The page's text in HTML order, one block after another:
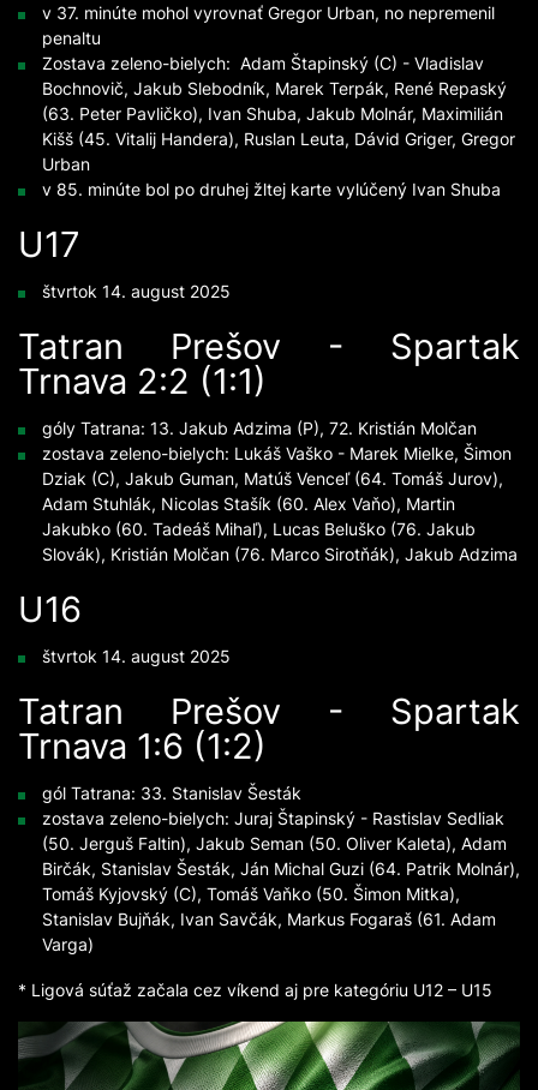
v 37. minúte mohol vyrovnať Gregor Urban, no nepremenil
penaltu
Zostava zeleno-bielych: Adam Štapinský (C) - Vladislav
Bochnovič, Jakub Slebodník, Marek Terpák, René Repaský
(63. Peter Pavličko), Ivan Shuba, Jakub Molnár, Maximilián
Kišš (45. Vitalij Handera), Ruslan Leuta, Dávid Griger, Gregor
Urban
v 85. minúte bol po druhej žltej karte vylúčený Ivan Shuba
U17
štvrtok 14. august 2025
Tatran Prešov - Spartak
Trnava 2:2 (1:1)
góly Tatrana: 13. Jakub Adzima (P), 72. Kristián Molčan
zostava zeleno-bielych: Lukáš Vaško - Marek Mielke, Šimon
Dziak (C), Jakub Guman, Matúš Venceľ (64. Tomáš Jurov),
Adam Stuhlák, Nicolas Stašík (60. Alex Vaňo), Martin
Jakubko (60. Tadeáš Mihaľ), Lucas Beluško (76. Jakub
Slovák), Kristián Molčan (76. Marco Sirotňák), Jakub Adzima
U16
štvrtok 14. august 2025
Tatran Prešov - Spartak
Trnava 1:6 (1:2)
gól Tatrana: 33. Stanislav Šesták
zostava zeleno-bielych: Juraj Štapinský - Rastislav Sedliak
(50. Jerguš Faltin), Jakub Seman (50. Oliver Kaleta), Adam
Birčák, Stanislav Šesták, Ján Michal Guzi (64. Patrik Molnár),
Tomáš Kyjovský (C), Tomáš Vaňko (50. Šimon Mitka),
Stanislav Bujňák, Ivan Savčák, Markus Fogaraš (61. Adam
Varga)
* Ligová súťaž začala cez víkend aj pre kategóriu U12 – U15